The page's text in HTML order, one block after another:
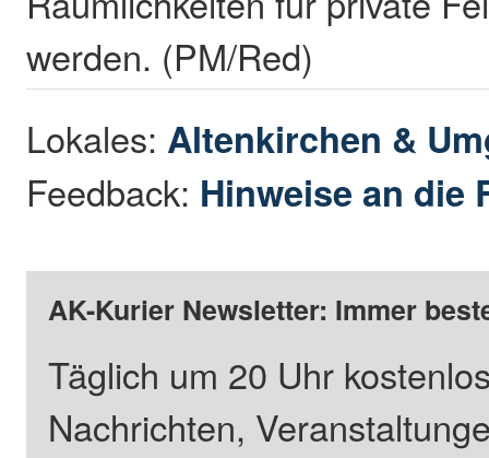
werden. (PM/Red)
Lokales: Altenkirchen &
Feedback: Hinweise an die
AK-Kurier Newsletter: Immer
Täglich um 20 Uhr
Nachrichten,